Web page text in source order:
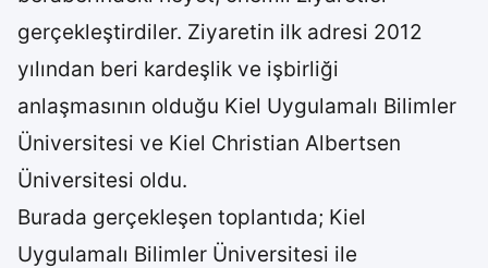
gerçekleştirdiler. Ziyaretin ilk adresi 2012
yılından beri kardeşlik ve işbirliği
anlaşmasının olduğu Kiel Uygulamalı Bilimler
Üniversitesi ve Kiel Christian Albertsen
Üniversitesi oldu.
Burada gerçekleşen toplantıda; Kiel
Uygulamalı Bilimler Üniversitesi ile